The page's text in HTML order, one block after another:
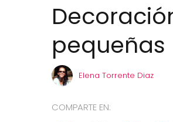
pequeñas
Elena Torrente Diaz
COMPARTE EN: